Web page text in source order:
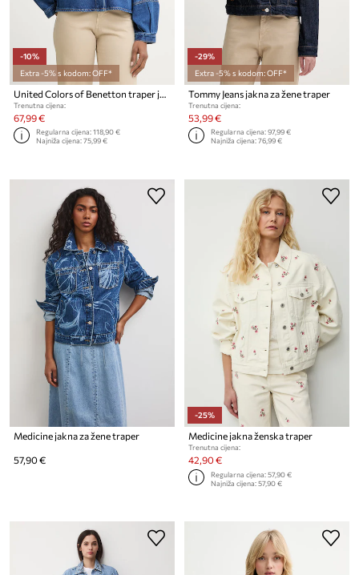
-10%
Extra -5% s kodom: OFF*
Trenutna cijena:
67,99 €
Regularna cijena:118,90 €
Najniža cijena:75,99 €
-29%
Extra -5% s kodom: OFF*
Tommy Jeans jakna za žene traper
Trenutna cijena:
53,99 €
Regularna cijena:97,99 €
Najniža cijena:76,99 €
Medicine jakna za žene traper
57,90 €
-25%
Medicine jakna ženska traper
Trenutna cijena:
42,90 €
Regularna cijena:57,90 €
Najniža cijena:57,90 €